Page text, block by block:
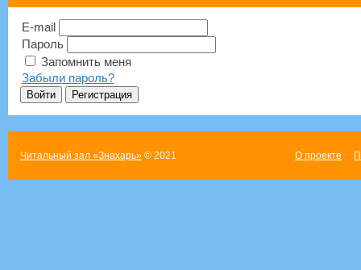
E-mail
Пароль
Запомнить меня
Забыли пароль?
Читальный зал «Знахарь»© 2021 О проекте